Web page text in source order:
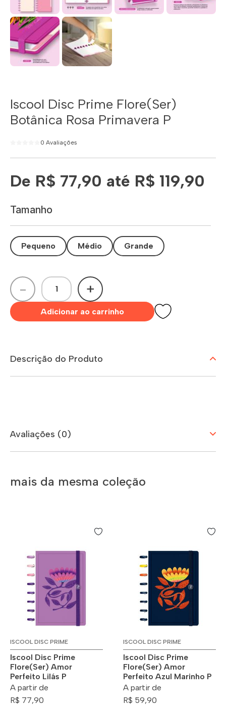
Iscool Disc Prime Flore(Ser)
Botânica Rosa Primavera P
0 Avaliações
De R$ 77,90 até R$ 119,90
Tamanho
Pequeno Médio Grande
- +
Adicionar ao carrinho
Descrição do Produto
Avaliações (0)
mais da mesma coleção
ISCOOL DISC PRIME
Iscool Disc Prime
Flore(Ser) Amor
Perfeito Lilás P
A partir de
R$ 77,90
ISCOOL DISC PRIME
Iscool Disc Prime
Flore(Ser) Amor
Perfeito Azul Marinho P
A partir de
R$ 59,90